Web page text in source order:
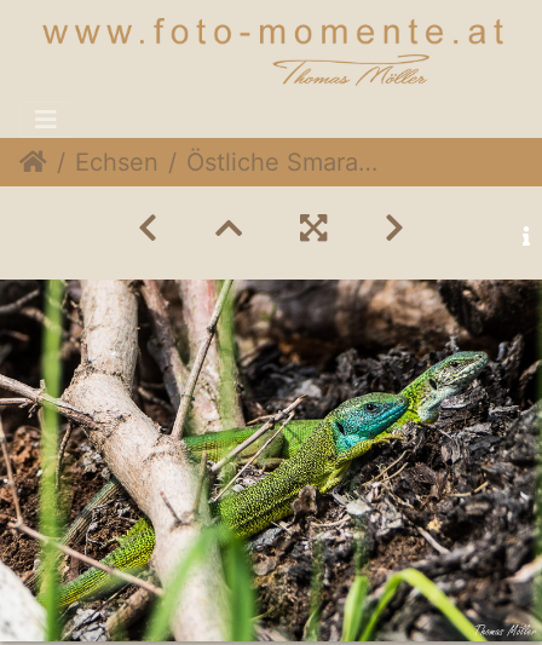
Echsen Östliche Smaragdeidechse (Lacerta viridis)